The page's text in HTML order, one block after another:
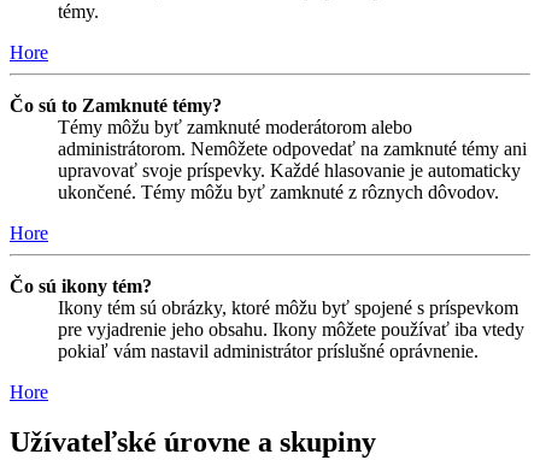
témy.
Hore
Čo sú to Zamknuté témy?
Témy môžu byť zamknuté moderátorom alebo
administrátorom. Nemôžete odpovedať na zamknuté témy ani
upravovať svoje príspevky. Každé hlasovanie je automaticky
ukončené. Témy môžu byť zamknuté z rôznych dôvodov.
Hore
Čo sú ikony tém?
Ikony tém sú obrázky, ktoré môžu byť spojené s príspevkom
pre vyjadrenie jeho obsahu. Ikony môžete používať iba vtedy
pokiaľ vám nastavil administrátor príslušné oprávnenie.
Hore
Užívateľské úrovne a skupiny